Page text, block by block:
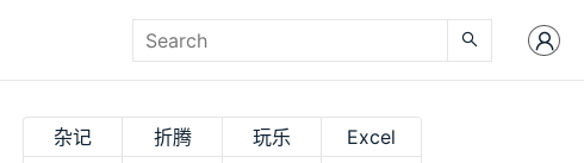
杂记 折腾 玩乐
Excel